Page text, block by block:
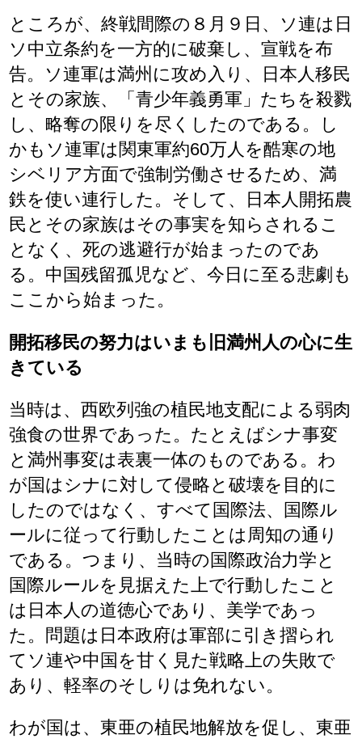
ところが、終戦間際の８月９日、ソ連は日
ソ中立条約を一方的に破棄し、宣戦を布
告。ソ連軍は満州に攻め入り、日本人移民
とその家族、「青少年義勇軍」たちを殺戮
し、略奪の限りを尽くしたのである。し
かもソ連軍は関東軍約60万人を酷寒の地
シベリア方面で強制労働させるため、満
鉄を使い連行した。そして、日本人開拓農
民とその家族はその事実を知らされるこ
となく、死の逃避行が始まったのであ
る。中国残留孤児など、今日に至る悲劇も
ここから始まった。
開拓移民の努力はいまも旧満州人の心に生
きている
当時は、西欧列強の植民地支配による弱肉
強食の世界であった。たとえばシナ事変
と満州事変は表裏一体のものである。わ
が国はシナに対して侵略と破壊を目的に
したのではなく、すべて国際法、国際ル
ールに従って行動したことは周知の通り
である。つまり、当時の国際政治力学と
国際ルールを見据えた上で行動したこと
は日本人の道徳心であり、美学であっ
た。問題は日本政府は軍部に引き摺られ
てソ連や中国を甘く見た戦略上の失敗で
あり、軽率のそしりは免れない。
わが国は、東亜の植民地解放を促し、東亜